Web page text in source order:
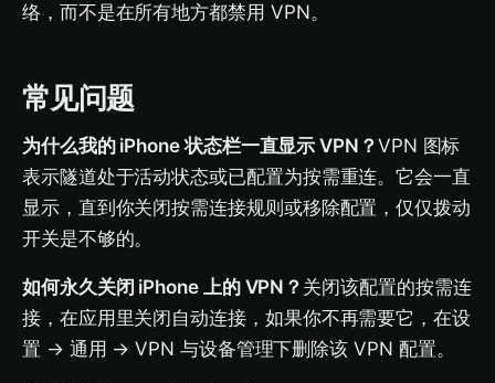
络，而不是在所有地方都禁用 VPN。
常见问题
为什么我的 iPhone 状态栏一直显示 VPN？ VPN 图标
表示隧道处于活动状态或已配置为按需重连。它会一直
显示，直到你关闭按需连接规则或移除配置，仅仅拨动
开关是不够的。
如何永久关闭 iPhone 上的 VPN？ 关闭该配置的按需连
接，在应用里关闭自动连接，如果你不再需要它，在设
置 → 通用 → VPN 与设备管理下删除该 VPN 配置。